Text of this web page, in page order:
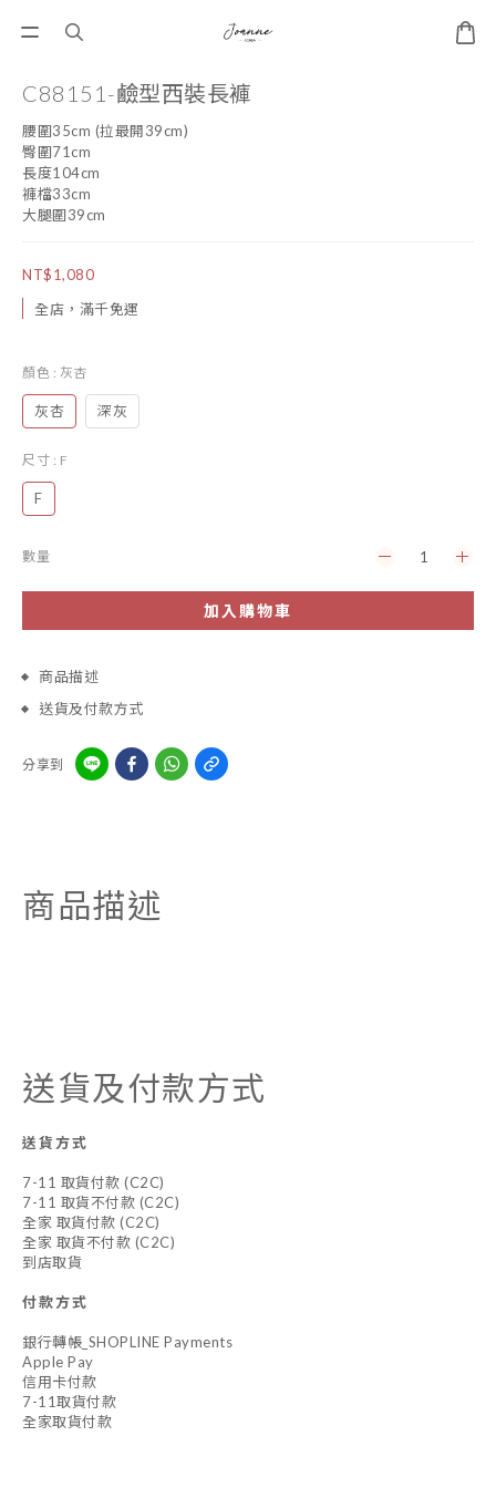
C88151-鹼型西裝長褲
腰圍35cm (拉最開39cm)
臀圍71cm
長度104cm
褲檔33cm
大腿圍39cm
NT$1,080
全店，滿千免運
顏色 : 灰杏
灰杏 深灰
尺寸 : F
F
數量
加入購物車
商品描述
送貨及付款方式
分享到
商品描述
送貨及付款方式
送貨方式
7-11 取貨付款 (C2C)
7-11 取貨不付款 (C2C)
全家 取貨付款 (C2C)
全家 取貨不付款 (C2C)
到店取貨
付款方式
銀行轉帳_SHOPLINE Payments
Apple Pay
信用卡付款
7-11取貨付款
全家取貨付款